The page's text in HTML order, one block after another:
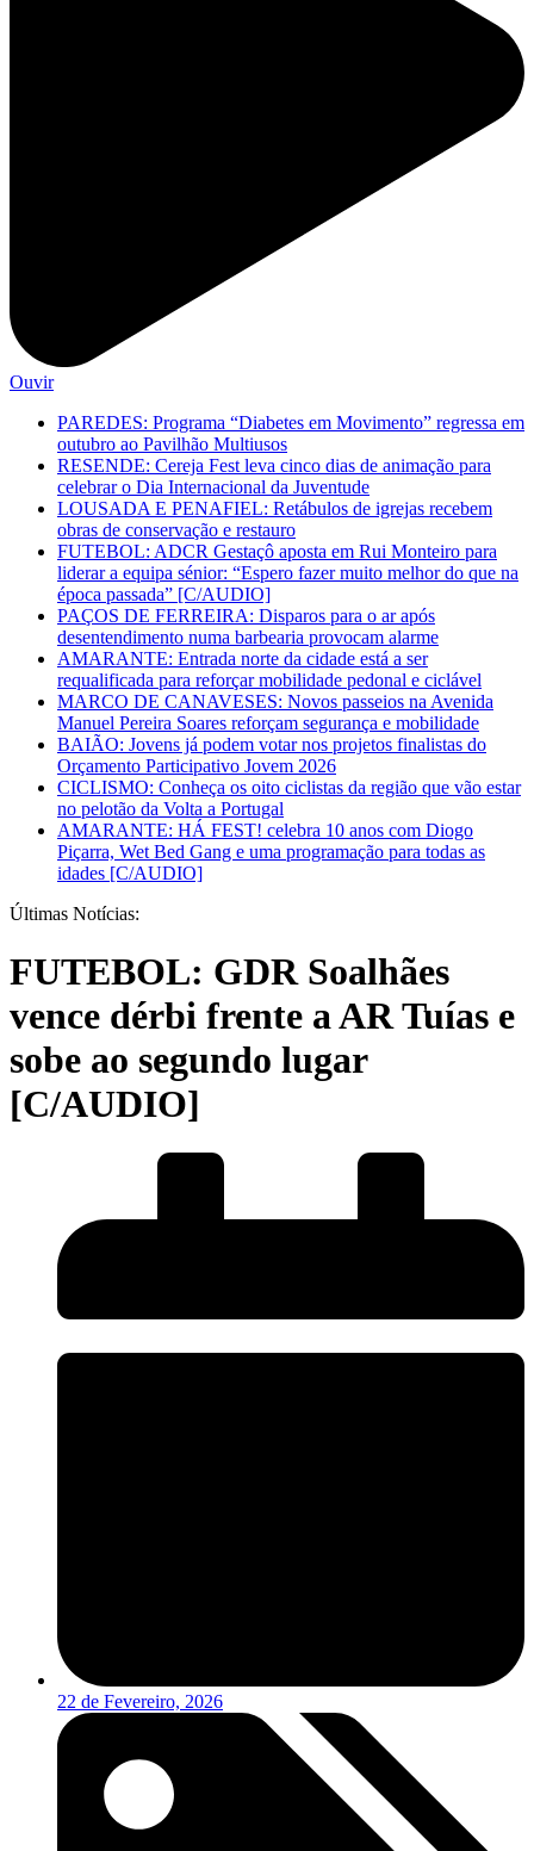
Ouvir
PAREDES: Programa “Diabetes em Movimento” regressa em
outubro ao Pavilhão Multiusos
RESENDE: Cereja Fest leva cinco dias de animação para
celebrar o Dia Internacional da Juventude
LOUSADA E PENAFIEL: Retábulos de igrejas recebem
obras de conservação e restauro
FUTEBOL: ADCR Gestaçô aposta em Rui Monteiro para
liderar a equipa sénior: “Espero fazer muito melhor do que na
época passada” [C/AUDIO]
PAÇOS DE FERREIRA: Disparos para o ar após
desentendimento numa barbearia provocam alarme
AMARANTE: Entrada norte da cidade está a ser
requalificada para reforçar mobilidade pedonal e ciclável
MARCO DE CANAVESES: Novos passeios na Avenida
Manuel Pereira Soares reforçam segurança e mobilidade
BAIÃO: Jovens já podem votar nos projetos finalistas do
Orçamento Participativo Jovem 2026
CICLISMO: Conheça os oito ciclistas da região que vão estar
no pelotão da Volta a Portugal
AMARANTE: HÁ FEST! celebra 10 anos com Diogo
Piçarra, Wet Bed Gang e uma programação para todas as
idades [C/AUDIO]
Últimas Notícias:
FUTEBOL: GDR Soalhães
vence dérbi frente a AR Tuías e
sobe ao segundo lugar
[C/AUDIO]
22 de Fevereiro, 2026